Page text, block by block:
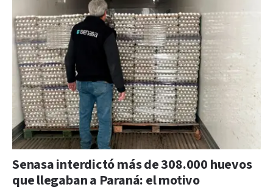
Senasa interdictó más de 308.000 huevos
que llegaban a Paraná: el motivo